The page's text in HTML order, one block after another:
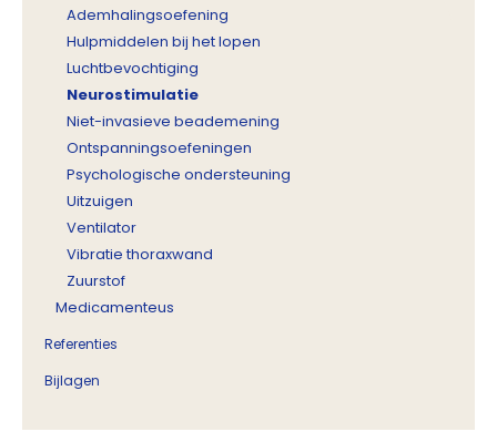
Ademhalingsoefening
Hulpmiddelen bij het lopen
Luchtbevochtiging
Neurostimulatie
Niet-invasieve beademening
Ontspanningsoefeningen
Psychologische ondersteuning
Uitzuigen
Ventilator
Vibratie thoraxwand
Zuurstof
Medicamenteus
Referenties
Bijlagen